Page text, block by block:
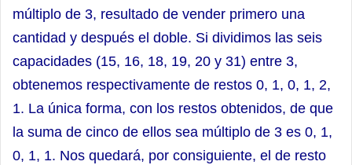
múltiplo de 3, resultado de vender primero una
cantidad y después el doble. Si dividimos las seis
capacidades (15, 16, 18, 19, 20 y 31) entre 3,
obtenemos respectivamente de restos 0, 1, 0, 1, 2,
1. La única forma, con los restos obtenidos, de que
la suma de cinco de ellos sea múltiplo de 3 es 0, 1,
0, 1, 1. Nos quedará, por consiguiente, el de resto